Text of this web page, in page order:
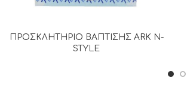
ΔΙΑΒΆΣΤΕ ΠΕΡΙΣΣΌΤΕΡΑ
ΠΡΟΣΚΛΗΤΗΡΙΟ ΒΑΠΤΙΣΗΣ ARK N-
STYLE